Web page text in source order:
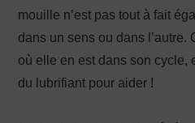
mouille n’est pas tout à fait
dans un sens ou dans l’autre.
où elle en est dans son cycle,
du lubrifiant pour aider !